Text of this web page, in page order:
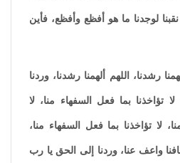
لوجدنا ما هو أفظع وأفظع، فأين
رشدنا، اللهم ألهمنا رشدنا، وردنا
تؤاخذنا بما فعل السفهاء منا، لا
لا تؤاخذنا بما فعل السفهاء منا،
واعف عنا، وردنا إلى الحق يا رب